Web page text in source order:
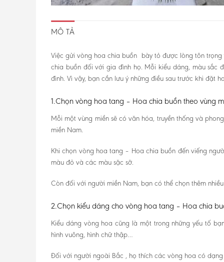
MÔ TẢ
Việc gửi vòng hoa chia buồn bày tỏ được lòng tôn
chia buồn đối với gia đình họ. Mỗi kiểu dáng, màu sắc
đình. Vì vậy, bạn cần lưu ý những điều sau trước khi đặt
1.Chọn vòng hoa tang – Hoa chia buồn theo vùng
Mỗi một vùng miền sẽ có văn hóa, truyền thống và
miền Nam.
Khi chọn vòng hoa tang – Hoa chia buồn đến viếng
màu đỏ và các màu sặc sỡ.
Còn đối với người miền Nam, bạn có thể chọn thêm
2.Chọn kiểu dáng cho vòng hoa tang – Hoa chia
Kiểu dáng vòng hoa cũng là một trong những yếu tố
hình vuông, hình chữ thập…
Đối với người ngoài Bắc , họ thích các vòng hoa có dạng